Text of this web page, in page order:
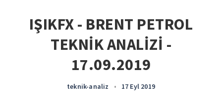
IŞIKFX - BRENT PETROL
TEKNİK ANALİZİ -
17.09.2019
teknik-analiz • 17 Eyl 2019